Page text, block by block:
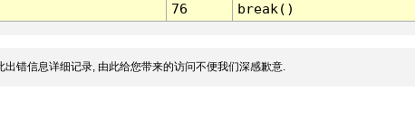
76 break()
错信息详细记录, 由此给您带来的访问不便我们深感歉意.